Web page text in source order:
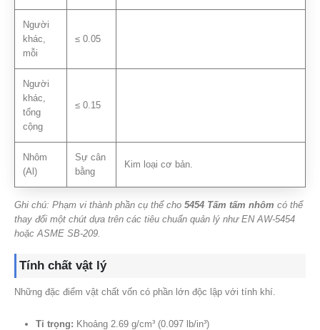
Người
khác,
mỗi
≤ 0.05
Người
khác,
tổng
cộng
≤ 0.15
Nhôm
(Al)
Sự cân
bằng
Kim loại cơ bản.
Ghi chú: Phạm vi thành phần cụ thể cho 5454 Tấm tấm nhôm có thể
thay đổi một chút dựa trên các tiêu chuẩn quản lý như EN AW-5454
hoặc ASME SB-209.
Tính chất vật lý
Những đặc điểm vật chất vốn có phần lớn độc lập với tính khí.
Tỉ trọng: Khoảng 2.69 g/cm³ (0.097 lb/in³)